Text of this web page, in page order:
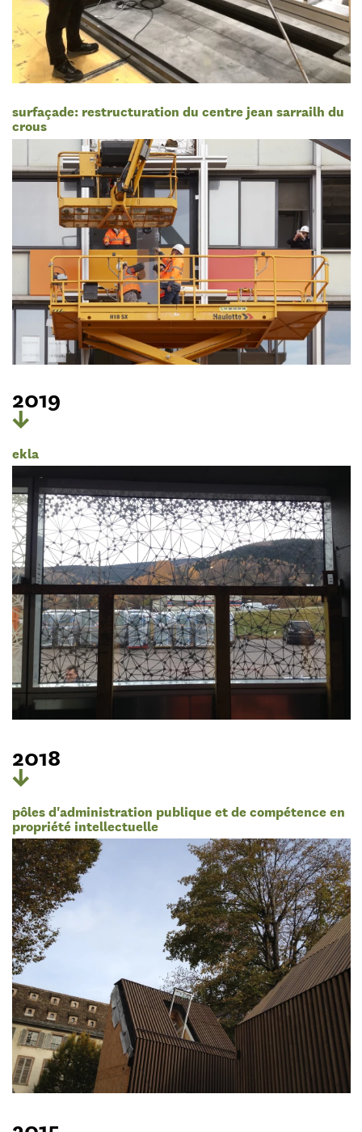
surfaçade: restructuration du centre jean sarrailh du
crous
2019
ekla
2018
pôles d'administration publique et de compétence en
propriété intellectuelle